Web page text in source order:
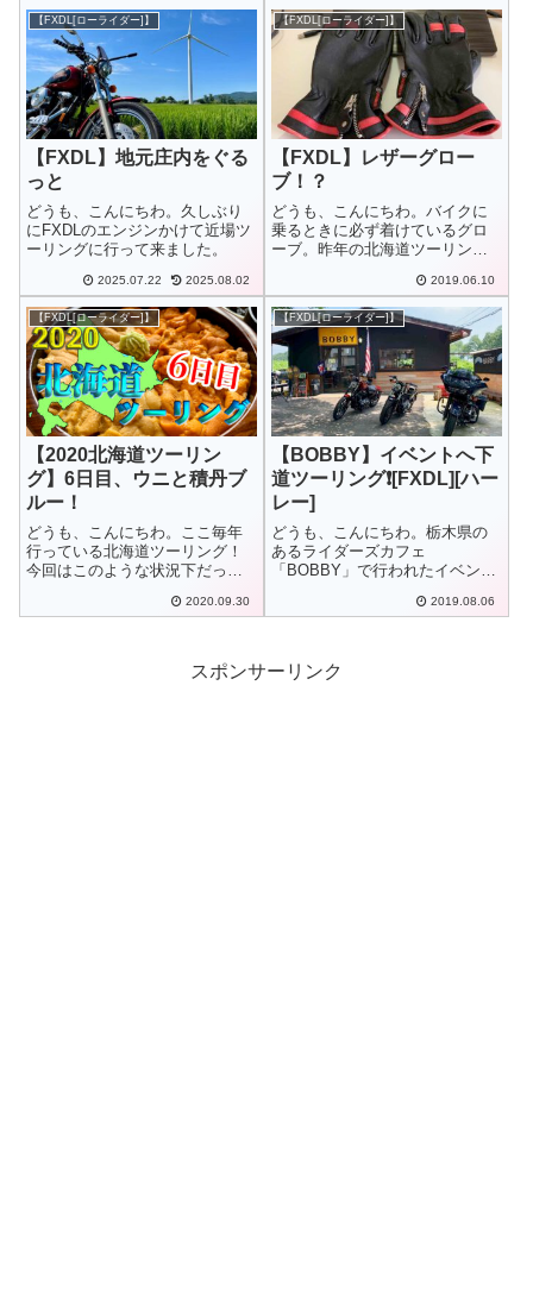
定。晴れ間を狙って宮城県の名
物「はらこ飯」を食べに行って
来ました。
【FXDL[ローライダー]】
【FXDL】地元庄内をぐる
っと
どうも、こんにちわ。久しぶり
にFXDLのエンジンかけて近場ツ
ーリングに行って来ました。
2025.07.22 2025.08.02
【FXDL[ローライダー]】
【FXDL】レザーグロー
ブ！？
どうも、こんにちわ。バイクに
乗るときに必ず着けているグロ
ーブ。昨年の北海道ツーリング
に新調したばかりでしたが…
2019.06.10
【FXDL[ローライダー]】
【2020北海道ツーリン
グ】6日目、ウニと積丹ブ
ルー！
どうも、こんにちわ。ここ毎年
行っている北海道ツーリング！
今回はこのような状況下だった
したが、十分に気をつけなんと
り、相方Mさんとのハーレー2台
2020.09.30
【FXDL[ローライダー]】
【BOBBY】イベントへ下
道ツーリング❗[FXDL][ハー
レー]
どうも、こんにちわ。栃木県の
あるライダーズカフェ
「BOBBY」で行われたイベント
出会い❗楽しかったですね〜2019.08.06
スポンサーリンク